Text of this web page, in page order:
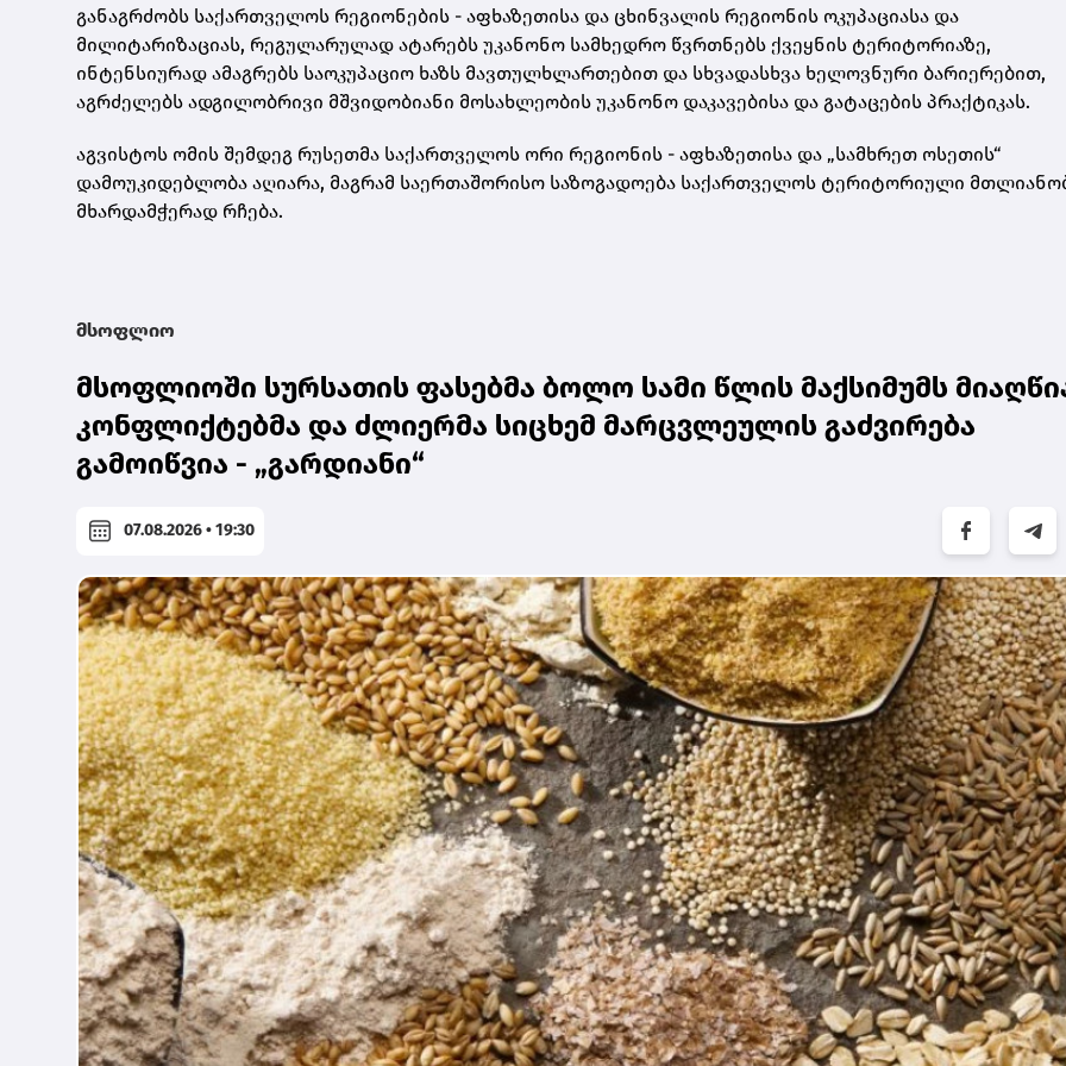
განაგრძობს საქართველოს რეგიონების - აფხაზეთისა და ცხინვალის რეგიონის ოკუპაციასა და
მილიტარიზაციას, რეგულარულად ატარებს უკანონო სამხედრო წვრთნებს ქვეყნის ტერიტორიაზე,
ინტენსიურად ამაგრებს საოკუპაციო ხაზს მავთულხლართებით და სხვადასხვა ხელოვნური ბარიერებით,
აგრძელებს ადგილობრივი მშვიდობიანი მოსახლეობის უკანონო დაკავებისა და გატაცების პრაქტიკას.
აგვისტოს ომის შემდეგ რუსეთმა საქართველოს ორი რეგიონის - აფხაზეთისა და „სამხრეთ ოსეთის“
დამოუკიდებლობა აღიარა, მაგრამ საერთაშორისო საზოგადოება საქართველოს ტერიტორიული
მხარდამჭერად რჩება.
მსოფლიო
მსოფლიოში სურსათის ფასებმა ბოლო სამი წლის მაქსიმუმს
კონფლიქტებმა და ძლიერმა სიცხემ მარცვლეულის გაძვირება
გამოიწვია - „გარდიანი“
07.08.2026 • 19:30